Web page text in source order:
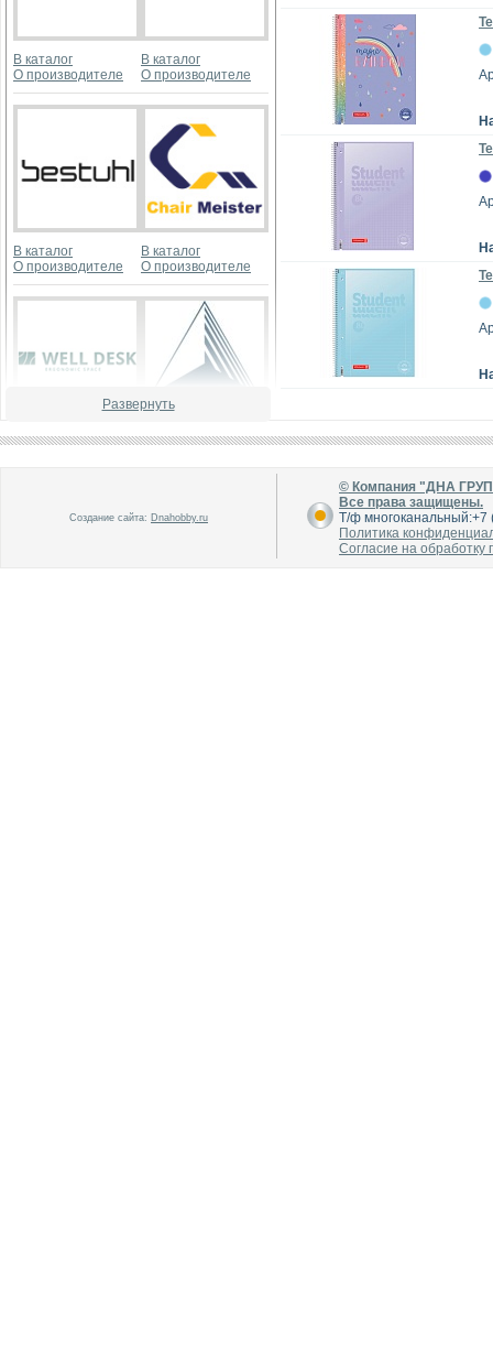
В каталог
О производителе
В каталог
О производителе
В каталог
О производителе
В каталог
О производителе
В каталог
В каталог
Развернуть
Создание сайта: Dnahobby.ru
© Компания "ДНА
Все права защищены.
Т/ф
Политика
Согласие на